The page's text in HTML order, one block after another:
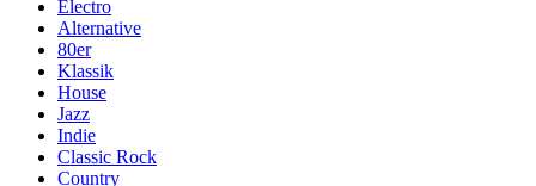
Electro
Alternative
80er
Klassik
House
Jazz
Indie
Classic Rock
Country